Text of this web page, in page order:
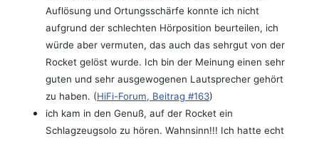
Auflösung und Ortungsschärfe konnte ich nicht
aufgrund der schlechten Hörposition beurteilen, ich
würde aber vermuten, das auch das sehrgut von der
Rocket gelöst wurde. Ich bin der Meinung einen sehr
guten und sehr ausgewogenen Lautsprecher gehört
zu haben. (HiFi-Forum, Beitrag #163)
ich kam in den Genuß, auf der Rocket ein
Schlagzeugsolo zu hören. Wahnsinn!!! Ich hatte echt